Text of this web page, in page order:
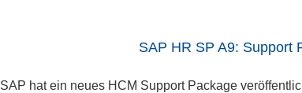
SAP HR SP A9: Support
SAP hat ein neues HCM Support Package